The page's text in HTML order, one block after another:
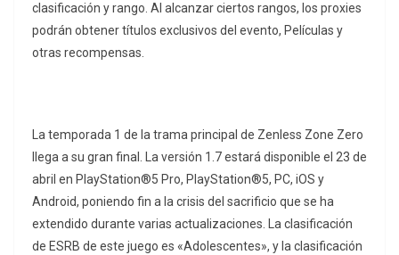
clasificación y rango. Al alcanzar ciertos rangos, los proxies
podrán obtener títulos exclusivos del evento, Películas y
otras recompensas.
La temporada 1 de la trama principal de Zenless Zone Zero
llega a su gran final. La versión 1.7 estará disponible el 23 de
abril en PlayStation®5 Pro, PlayStation®5, PC, iOS y
Android, poniendo fin a la crisis del sacrificio que se ha
extendido durante varias actualizaciones. La clasificación
de ESRB de este juego es «Adolescentes», y la clasificación